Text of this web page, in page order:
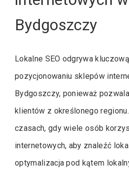
Bydgoszczy
Lokalne SEO odgrywa
pozycjonowaniu sklepów
Bydgoszczy, ponieważ
klientów z określonego
czasach, gdy wiele osób
internetowych, aby znaleźć
optymalizacja pod kątem